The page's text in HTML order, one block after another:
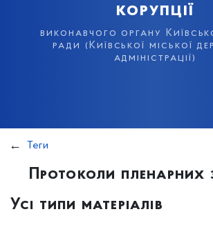
корупції
виконавчого органу
ради (Київської міської
адміністрації)
Теги
Протоколи пленарних
Усі типи матеріалів